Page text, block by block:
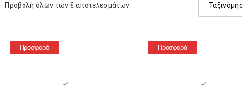
Λ
Προβολή όλων των 8 αποτελεσμάτων
καταστήματος
Προσφορά Προσφορά